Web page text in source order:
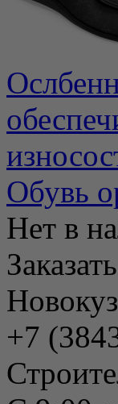
Обувь
Нет в
Заказать
+7